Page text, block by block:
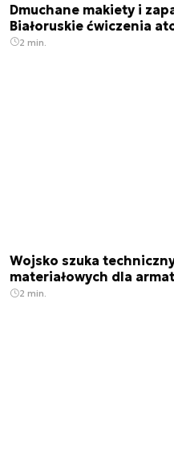
Dmuchane makiety i
Białoruskie ćwiczenia
2 min.
Wojsko szuka
materiałowych dla
2 min.